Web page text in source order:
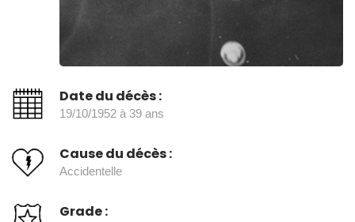
Date du décès :
19/10/1952 à 39 ans
Cause du décès :
Accidentelle
Grade :